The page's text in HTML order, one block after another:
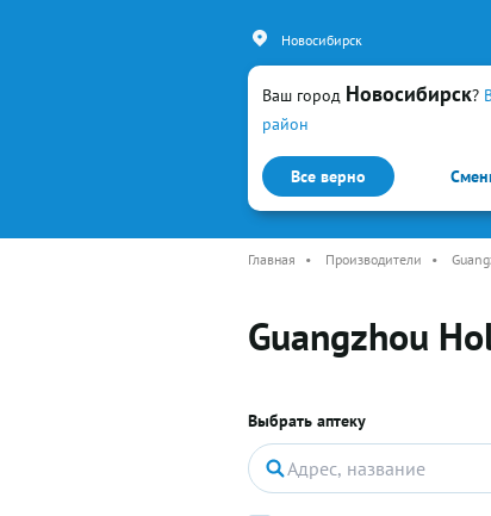
Ваш город Новосибирск?
район
Все верно
Новосибирск
Каталог
Главная • Производители •
Guangzhou
Выбрать аптеку